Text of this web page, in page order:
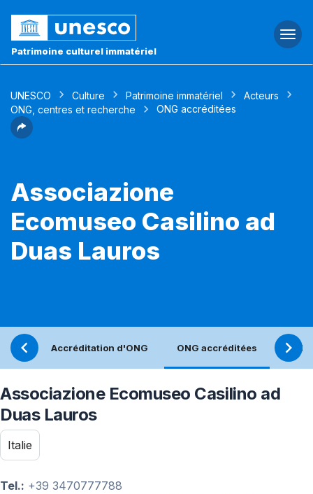
Patrimoine culturel immatériel
UNESCO Culture Patrimoine immatériel
Acteurs
ONG, centres et recherche
ONG accréditées
Associazione
Ecomuseo Casilino ad
Duas Lauros
Accréditation d'ONG ONG accréditées
Associazione Ecomuseo Casilino ad
Duas Lauros
Italie
Tel.: +39 3470777788